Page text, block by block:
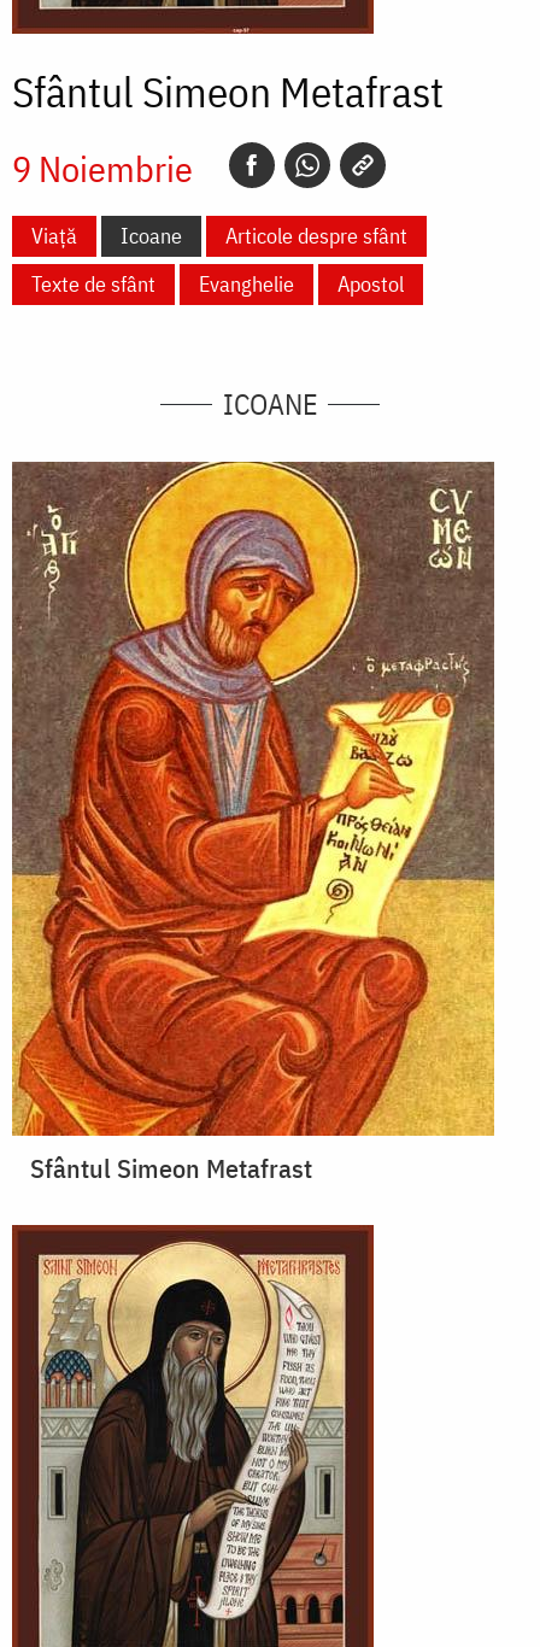
Sfântul Simeon Metafrast
9 Noiembrie
Viață Icoane
Articole despre sfânt
Texte de sfânt
Evanghelie Apostol
ICOANE
Sfântul Simeon Metafrast